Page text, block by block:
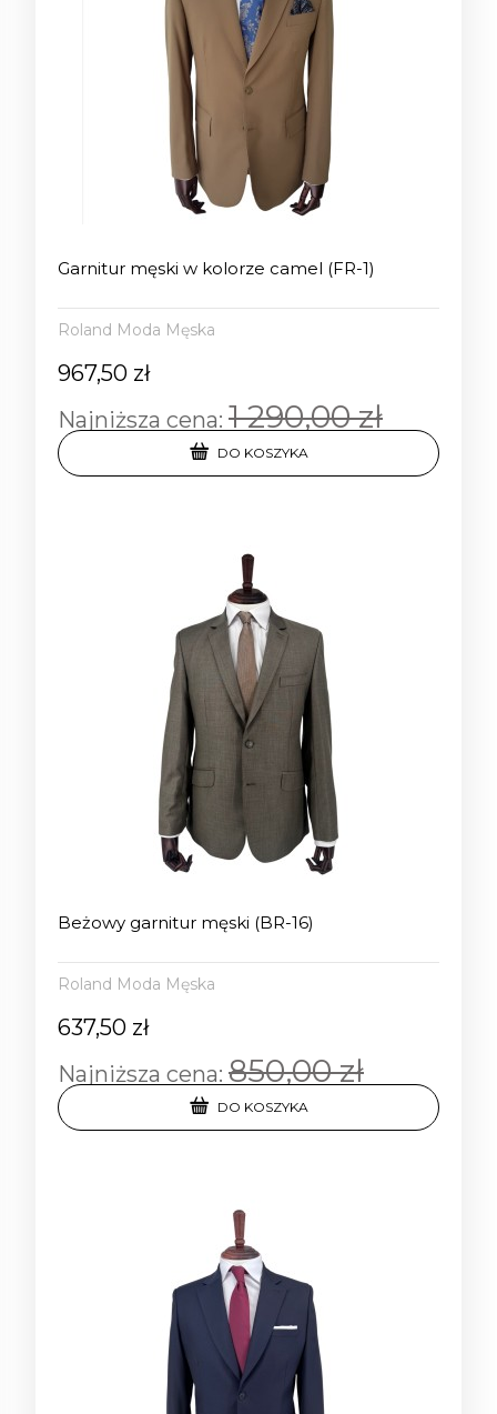
Garnitur męski w kolorze camel (FR-1)
Roland Moda Męska
967,50 zł
Najniższa cena: 1 290,00 zł
DO KOSZYKA
Beżowy garnitur męski (BR-16)
Roland Moda Męska
637,50 zł
Najniższa cena: 850,00 zł
DO KOSZYKA